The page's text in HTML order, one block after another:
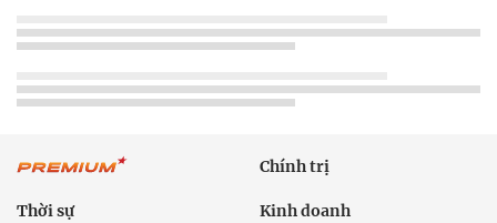
Chính trị
Thời sự Kinh doanh